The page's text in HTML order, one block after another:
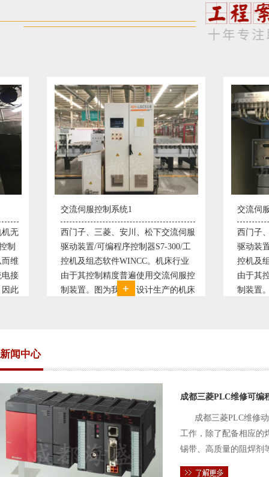
交流伺服控制系统1
西门子、三菱、安川、松下交流伺服
驱动装置/可编程序控制器S7-300/工
控机及组态软件WINCC。机床行业
由于其控制精度普遍使用交流伺服控
制装置。图为我公司设计生产的机床
交流伺服控制系统
西门子、三菱、
驱动装置/可编程
控机及组态软件
由于其控制精度
制装置。图为我
新闻中心
成都三菱PLC维修可编
成都三菱PLC维修
工作，除了配备相应的
锡带、高质量的阻焊剂
件的电路及通信电缆。